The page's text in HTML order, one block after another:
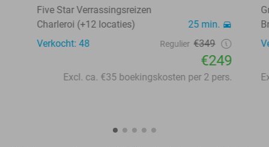
Five Star Verrassingsreizen
Charleroi (+12 locaties)
25 min.
Verkocht: 48
Regulier €349
€249
Excl. ca. €35 boekingskosten per 2 pers.